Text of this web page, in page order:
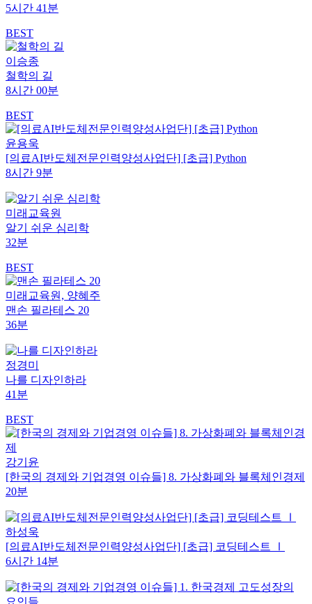
5시간 41분
BEST
이승종
철학의 길
8시간 00분
BEST
윤용욱
[의료AI반도체전문인력양성사업단] [초급] Python
8시간 9분
미래교육원
알기 쉬운 심리학
32분
BEST
미래교육원, 양혜주
맨손 필라테스 20
36분
정경미
나를 디자인하라
41분
BEST
강기윤
[한국의 경제와 기업경영 이슈들] 8. 가상화폐와 블록체인경제
20분
하성욱
[의료AI반도체전문인력양성사업단] [초급] 코딩테스트 Ⅰ
6시간 14분